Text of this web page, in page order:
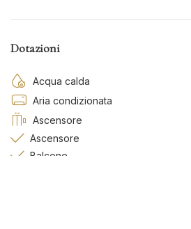
Dotazioni
Acqua calda
Aria condizionata
Ascensore
Ascensore
Balcone